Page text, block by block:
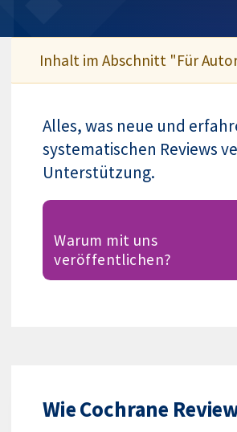
Inhalt im Abschnitt "Für
Alles, was neue und
systematischen Reviews
Unterstützung.
Warum mit uns
veröffentlichen?
Wie Cochrane